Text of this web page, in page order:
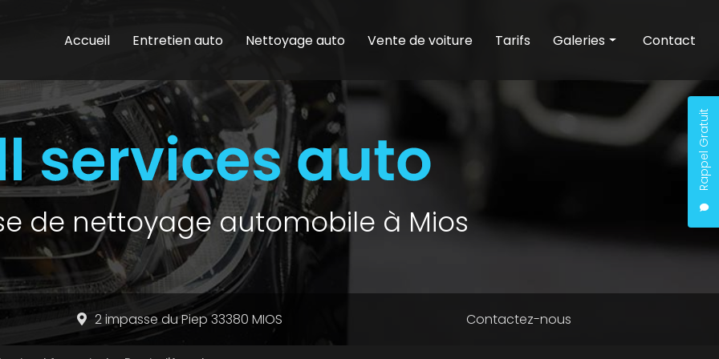
Rappel Gratuit
Accueil
Entretien auto Nettoyage auto Vente de voiture Tarifs Galeries
Nettoyage auto
Vente de voiture
Contact
de nettoyage automobile à Mios
2 impasse du Piep 33380 MIOS Contactez-nous